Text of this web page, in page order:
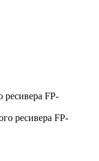
ресивера FP-